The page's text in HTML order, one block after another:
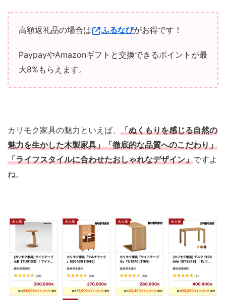
高額返礼品の場合は ふるなびがお得です！
PaypayやAmazonギフトと交換できるポイントが最
大8%もらえます。
カリモク家具の魅力といえば、 「ぬくもりを感じる自然の
魅力を生かした木製家具」「徹底的な品質へのこだわり」
「ライフスタイルに合わせたおしゃれなデザイン」ですよ
ね。